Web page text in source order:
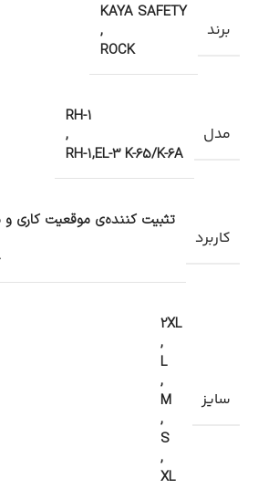
برند
KAYA SAFETY
,
ROCK
مدل
RH-1
,
RH-1,EL-3 K-65/K-6A
کاربرد
تثبیت کننده‌ی موقعیت کاری و
سایز
2XL
,
L
,
M
,
S
,
XL